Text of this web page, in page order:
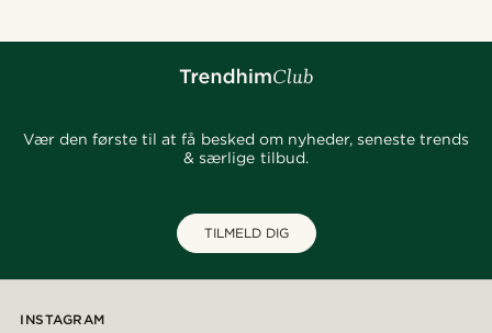
Vær den første til at få besked om nyheder, seneste trends
& særlige tilbud.
TILMELD DIG
INSTAGRAM